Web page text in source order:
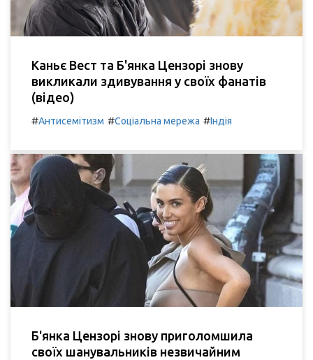
Каньє Вест та Б'янка Цензорі знову
викликали здивування у своїх фанатів
(відео)
#Антисемітизм #Соціальна мережа #Індія
Б'янка Цензорі знову приголомшила
своїх шанувальників незвичайним